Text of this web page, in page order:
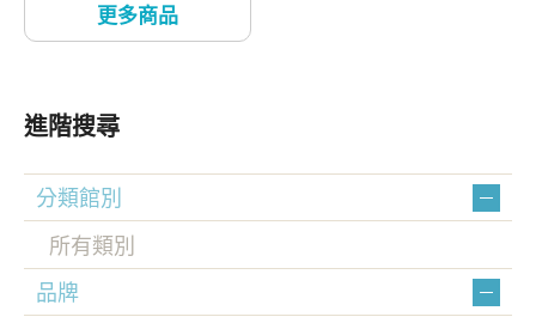
進階搜尋
分類館別
所有類別
品牌